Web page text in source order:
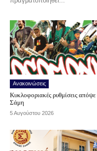
Ανακοινώσεις
Κυκλοφοριακές ρυθμίσεις απόψε
Σάμη
5 Αυγούστου 2026